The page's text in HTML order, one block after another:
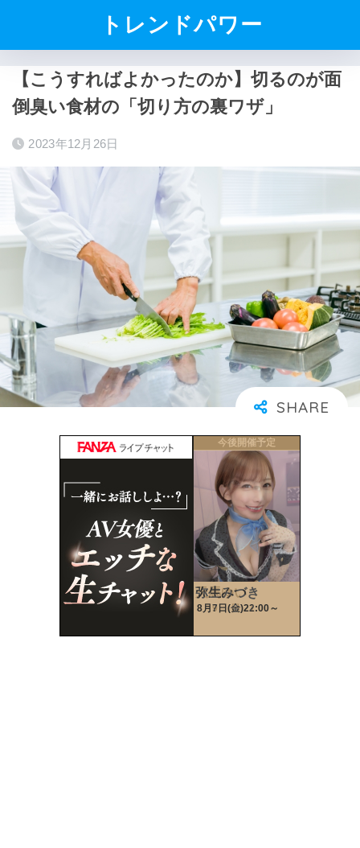
トレンドパワー
【こうすればよかったのか】切るのが面
倒臭い食材の「切り方の裏ワザ」
2023年12月26日